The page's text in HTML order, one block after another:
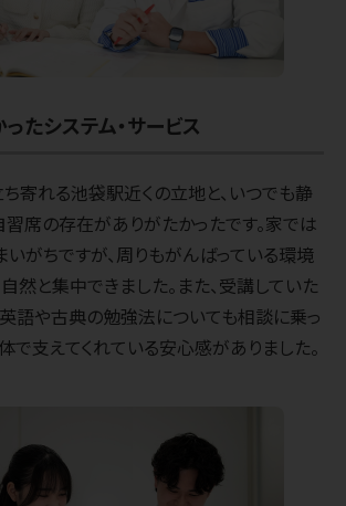
たシステム・サービス
寄れる池袋駅近くの立地と、いつでも静
席の存在がありがたかったです。家では
がちですが、周りもがんばっている環境
然と集中できました。また、受講していた
語や古典の勉強法についても相談に乗っ
で支えてくれている安心感がありました。